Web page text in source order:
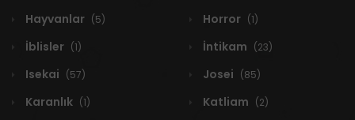
Hayvanlar (5) Horror (1)
İblisler (1) İntikam (23)
Isekai (57) Josei (85)
Karanlık (1) Katliam (2)